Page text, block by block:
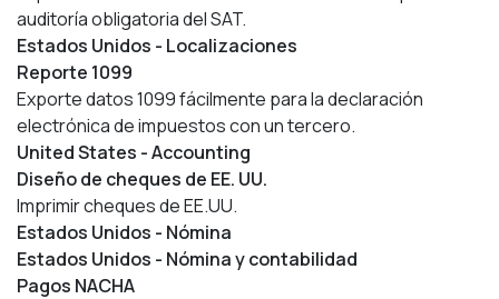
auditoría obligatoria del SAT.
Estados Unidos - Localizaciones
Reporte 1099
Exporte datos 1099 fácilmente para la declaración
electrónica de impuestos con un tercero.
United States - Accounting
Diseño de cheques de EE. UU.
Imprimir cheques de EE.UU.
Estados Unidos - Nómina
Estados Unidos - Nómina y contabilidad
Pagos NACHA